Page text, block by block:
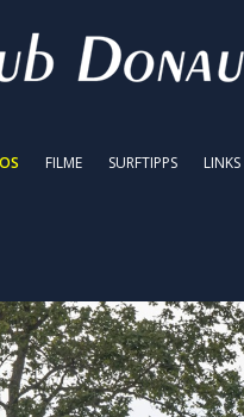
FILME SURFTIPPS LINKS